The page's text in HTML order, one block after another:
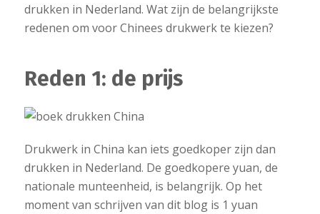
drukken in Nederland. Wat zijn de belangrijkste
redenen om voor Chinees drukwerk te kiezen?
Reden 1: de prijs
Drukwerk in China kan iets goedkoper zijn dan
drukken in Nederland. De goedkopere yuan, de
nationale munteenheid, is belangrijk. Op het
moment van schrijven van dit blog is 1 yuan